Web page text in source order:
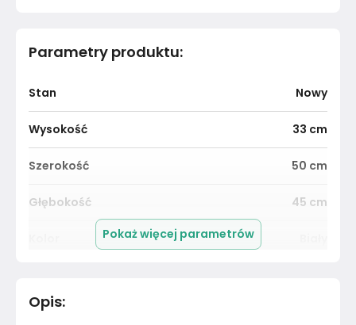
Parametry produktu:
Stan Nowy
Wysokość 33 cm
Szerokość 50 cm
Głębokość 45 cm
Materiał
Pokaż więcej parametrów
Opis: